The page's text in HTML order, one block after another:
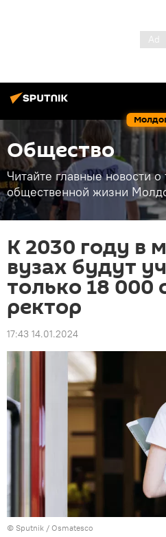
Общество
Читайте главные новости
общественной жизни
К 2030 году в
вузах будут
только 18 000
ректор
17:43 14.01.2024
© Sputnik / Osmatesco